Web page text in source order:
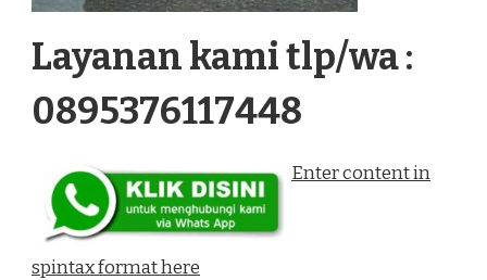
Layanan kami tlp/wa :
0895376117448
Enter content in
spintax format here